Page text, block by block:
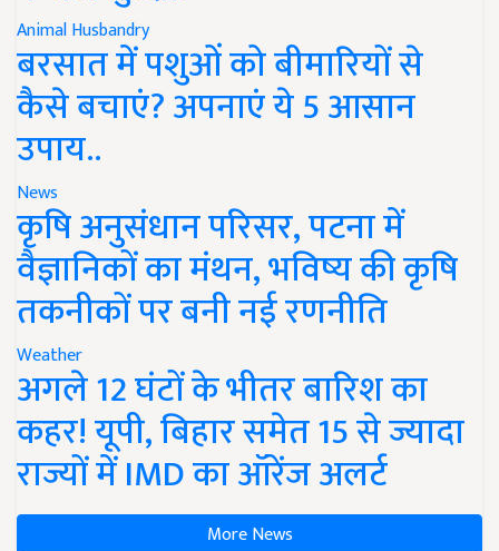
Animal Husbandry
बरसात में पशुओं को बीमारियों से
कैसे बचाएं? अपनाएं ये 5 आसान
उपाय..
News
कृषि अनुसंधान परिसर, पटना में
वैज्ञानिकों का मंथन, भविष्य की कृषि
तकनीकों पर बनी नई रणनीति
Weather
अगले 12 घंटों के भीतर बारिश का
कहर! यूपी, बिहार समेत 15 से ज्यादा
राज्यों में IMD का ऑरेंज अलर्ट
More News